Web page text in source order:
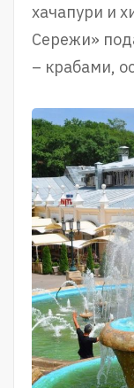
хачапури и
Сережи»
– крабами,